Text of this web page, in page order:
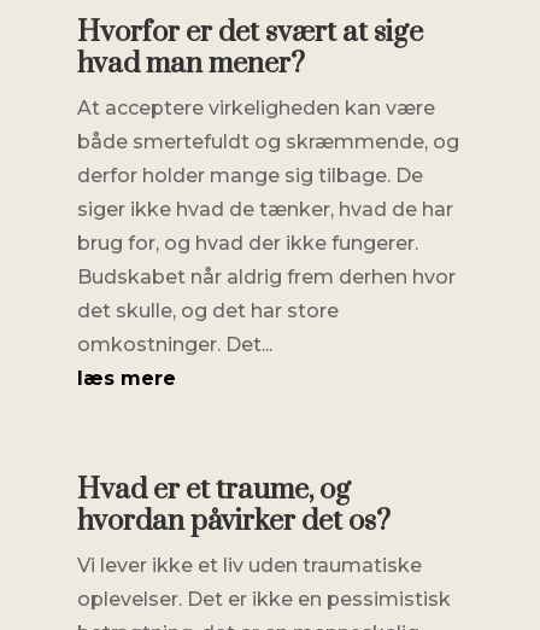
Hvorfor er det svært at sige
hvad man mener?
At acceptere virkeligheden kan være
både smertefuldt og skræmmende, og
derfor holder mange sig tilbage. De
siger ikke hvad de tænker, hvad de har
brug for, og hvad der ikke fungerer.
Budskabet når aldrig frem derhen hvor
det skulle, og det har store
omkostninger. Det...
læs mere
Hvad er et traume, og
hvordan påvirker det os?
Vi lever ikke et liv uden traumatiske
oplevelser. Det er ikke en pessimistisk